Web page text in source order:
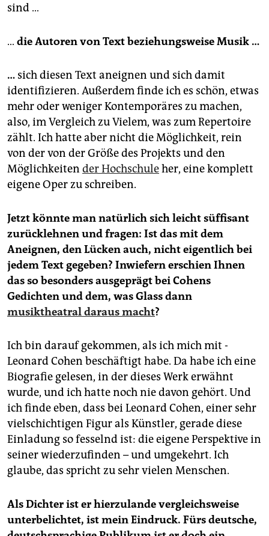
sind …
… die Autoren von Text beziehungsweise Musik …
… sich diesen Text aneignen und sich damit
identifizieren. Außerdem finde ich es schön, etwas
mehr oder weniger Kontemporäres zu machen,
also, im Vergleich zu Vielem, was zum Repertoire
zählt. Ich hatte aber nicht die Möglichkeit, rein
von der von der Größe des Projekts und den
Möglichkeiten der Hochschuleher, eine komplett
eigene Oper zu schreiben.
Jetzt könnte man natürlich sich leicht süffisant
zurücklehnen und fragen: Ist das mit dem
Aneignen, den Lücken auch, nicht eigentlich bei
jedem Text gegeben? Inwiefern erschien Ihnen
das so besonders ausgeprägt bei ­Cohens
Gedichten und dem, was Glass dann
musiktheatral daraus macht?
Ich bin darauf gekommen, als ich mich mit ­
Leonard Cohen beschäftigt habe. Da habe ich eine
Biografie gelesen, in der dieses Werk erwähnt
wurde, und ich hatte noch nie davon gehört. Und
ich finde eben, dass bei Leonard ­Cohen, einer sehr
vielschichtigen Figur als Künstler, gerade diese
Einladung so fesselnd ist: die eigene Perspektive in
seiner wiederzufinden – und umgekehrt. Ich
glaube, das spricht zu sehr vielen Menschen.
Als Dichter ist er hierzulande vergleichsweise
unterbelichtet, ist mein Eindruck. Fürs deutsche,